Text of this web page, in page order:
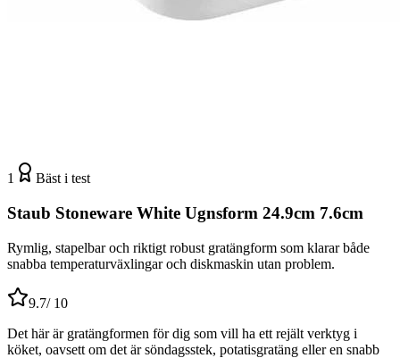
1 Bäst i test
Staub Stoneware White Ugnsform 24.9cm 7.6cm
Rymlig, stapelbar och riktigt robust gratängform som klarar både
snabba temperaturväxlingar och diskmaskin utan problem.
9.7/ 10
Det här är gratängformen för dig som vill ha ett rejält verktyg i
köket, oavsett om det är söndagsstek, potatisgratäng eller en snabb